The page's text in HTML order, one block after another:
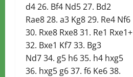
d4 26. Bf4 Nd5 27. Bd2
Rae8 28. a3 Kg8 29. Re4 Nf6
30. Rxe8 Rxe8 31. Re1 Rxe1+
32. Bxe1 Kf7 33. Bg3
Nd7 34. g5 h6 35. h4 hxg5
36. hxg5 g6 37. f6 Ke6 38.